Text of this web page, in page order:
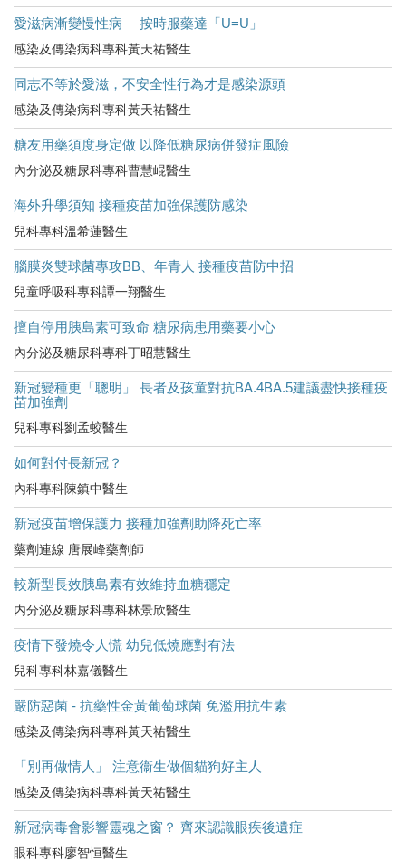
愛滋病漸變慢性病 按時服藥達「U=U」
感染及傳染病科專科黃天祐醫生
同志不等於愛滋，不安全性行為才是感染源頭
感染及傳染病科專科黃天祐醫生
糖友用藥須度身定做 以降低糖尿病併發症風險
內分泌及糖尿科專科曹慧崐醫生
海外升學須知 接種疫苗加強保護防感染
兒科專科溫希蓮醫生
腦膜炎雙球菌專攻BB、年青人 接種疫苗防中招
兒童呼吸科專科譚一翔醫生
擅自停用胰島素可致命 糖尿病患用藥要小心
內分泌及糖尿科專科丁昭慧醫生
新冠變種更「聰明」 長者及孩童對抗BA.4BA.5建議盡快接種疫
苗加強劑
兒科專科劉孟蛟醫生
如何對付長新冠？
內科專科陳鎮中醫生
新冠疫苗增保護力 接種加強劑助降死亡率
藥劑連線 唐展峰藥劑師
較新型長效胰島素有效維持血糖穩定
内分泌及糖尿科專科林景欣醫生
疫情下發燒令人慌 幼兒低燒應對有法
兒科專科林嘉儀醫生
嚴防惡菌 - 抗藥性金黃葡萄球菌 免濫用抗生素
感染及傳染病科專科黃天祐醫生
「別再做情人」 注意衞生做個貓狗好主人
感染及傳染病科專科黃天祐醫生
新冠病毒會影響靈魂之窗？ 齊來認識眼疾後遺症
眼科專科廖智恒醫生